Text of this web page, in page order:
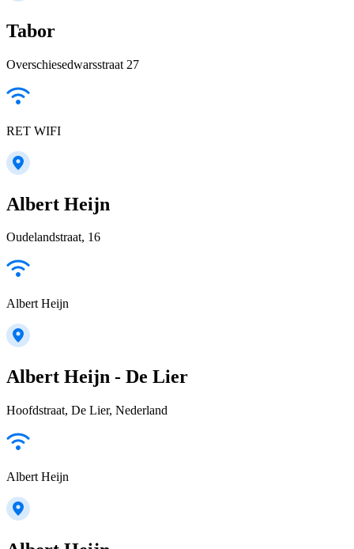
Tabor
Overschiesedwarsstraat 27
RET WIFI
Albert Heijn
Oudelandstraat, 16
Albert Heijn
Albert Heijn - De Lier
Hoofdstraat, De Lier, Nederland
Albert Heijn